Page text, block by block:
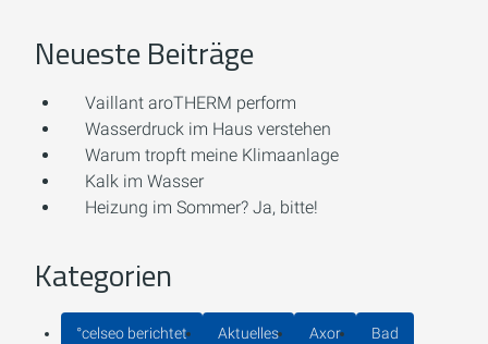
Neueste Beiträge
Vaillant aroTHERM perform
Wasserdruck im Haus verstehen
Warum tropft meine Klimaanlage
Kalk im Wasser
Heizung im Sommer? Ja, bitte!
Kategorien
°celseo berichtet Aktuelles Axor Bad